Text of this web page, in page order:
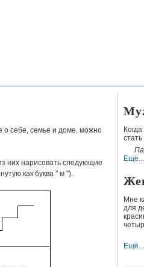
о себе, семье и доме, можно
них нарисовать следующие
как буква " м ").
Ещё...
Мне
для
Ещё...